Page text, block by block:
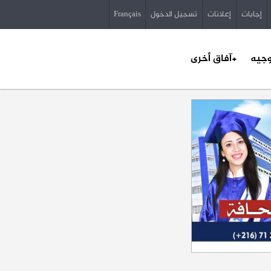
إجابات إعلانات تسجيل الدخول Français
+آفاق أخرى